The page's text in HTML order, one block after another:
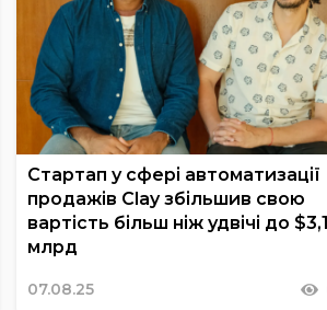
Стартап у сфері автоматизації
продажів Clay збільшив свою
вартість більш ніж удвічі до $3,1
млрд
07.08.25